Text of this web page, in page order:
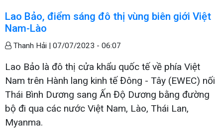
Lao Bảo, điểm sáng đô thị vùng biên giới Việt
Nam-Lào
Thanh Hải | 07/07/2023 - 06:07
Lao Bảo là đô thị cửa khẩu quốc tế về phía Việt
Nam trên Hành lang kinh tế Đông - Tây (EWEC) nối
Thái Bình Dương sang Ấn Độ Dương bằng đường
bộ đi qua các nước Việt Nam, Lào, Thái Lan,
Myanma.